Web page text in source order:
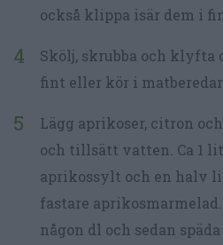
också klippa isär dem i
Skölj, skrubba och klyfta
fint eller kör i
Lägg aprikoser, citron
och tillsätt vatten. Ca 1
aprikossylt och en halv
fastare
någon dl och sedan